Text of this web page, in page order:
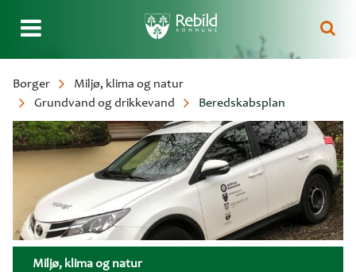
hovedindhold
Brødkrumme
Borger
Miljø, klima og natur
Grundvand og drikkevand
Beredskabsplan
Miljø, klima og natur